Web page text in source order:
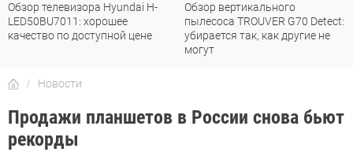
Обзор телевизора Hyundai H-
LED50BU7011: хорошее
качество по доступной цене
Обзор вертикального
пылесоса TROUVER G70 Detect:
убирается так, как другие не
могут
Новости
Продажи планшетов в России снова бьют
рекорды